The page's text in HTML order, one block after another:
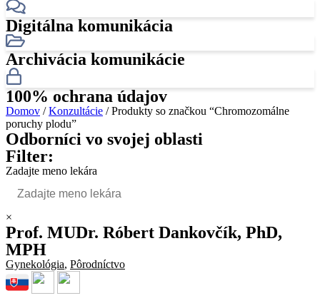
Digitálna komunikácia
Archivácia komunikácie
100% ochrana údajov
Domov /Konzultácie / Produkty so značkou “Chromozomálne
poruchy plodu”
Odborníci vo svojej oblasti
Filter:
Zadajte meno lekára
×
Prof. MUDr. Róbert Dankovčík, PhD,
MPH
Gynekológia, Pôrodníctvo